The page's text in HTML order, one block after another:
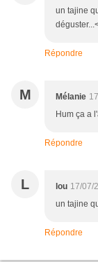
un tajine
Répondre
M Mélanie
Hum ça a
Répondre
L lou 17/07/
un tajine
Répondre